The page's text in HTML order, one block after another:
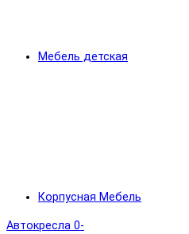
Мебель детская
Корпусная Мебель
Автокресла 0-